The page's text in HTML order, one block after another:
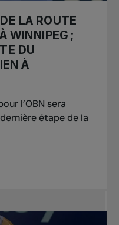
LA ROUTE
WINNIPEG ;
DU
À
l’OBN sera
étape de la